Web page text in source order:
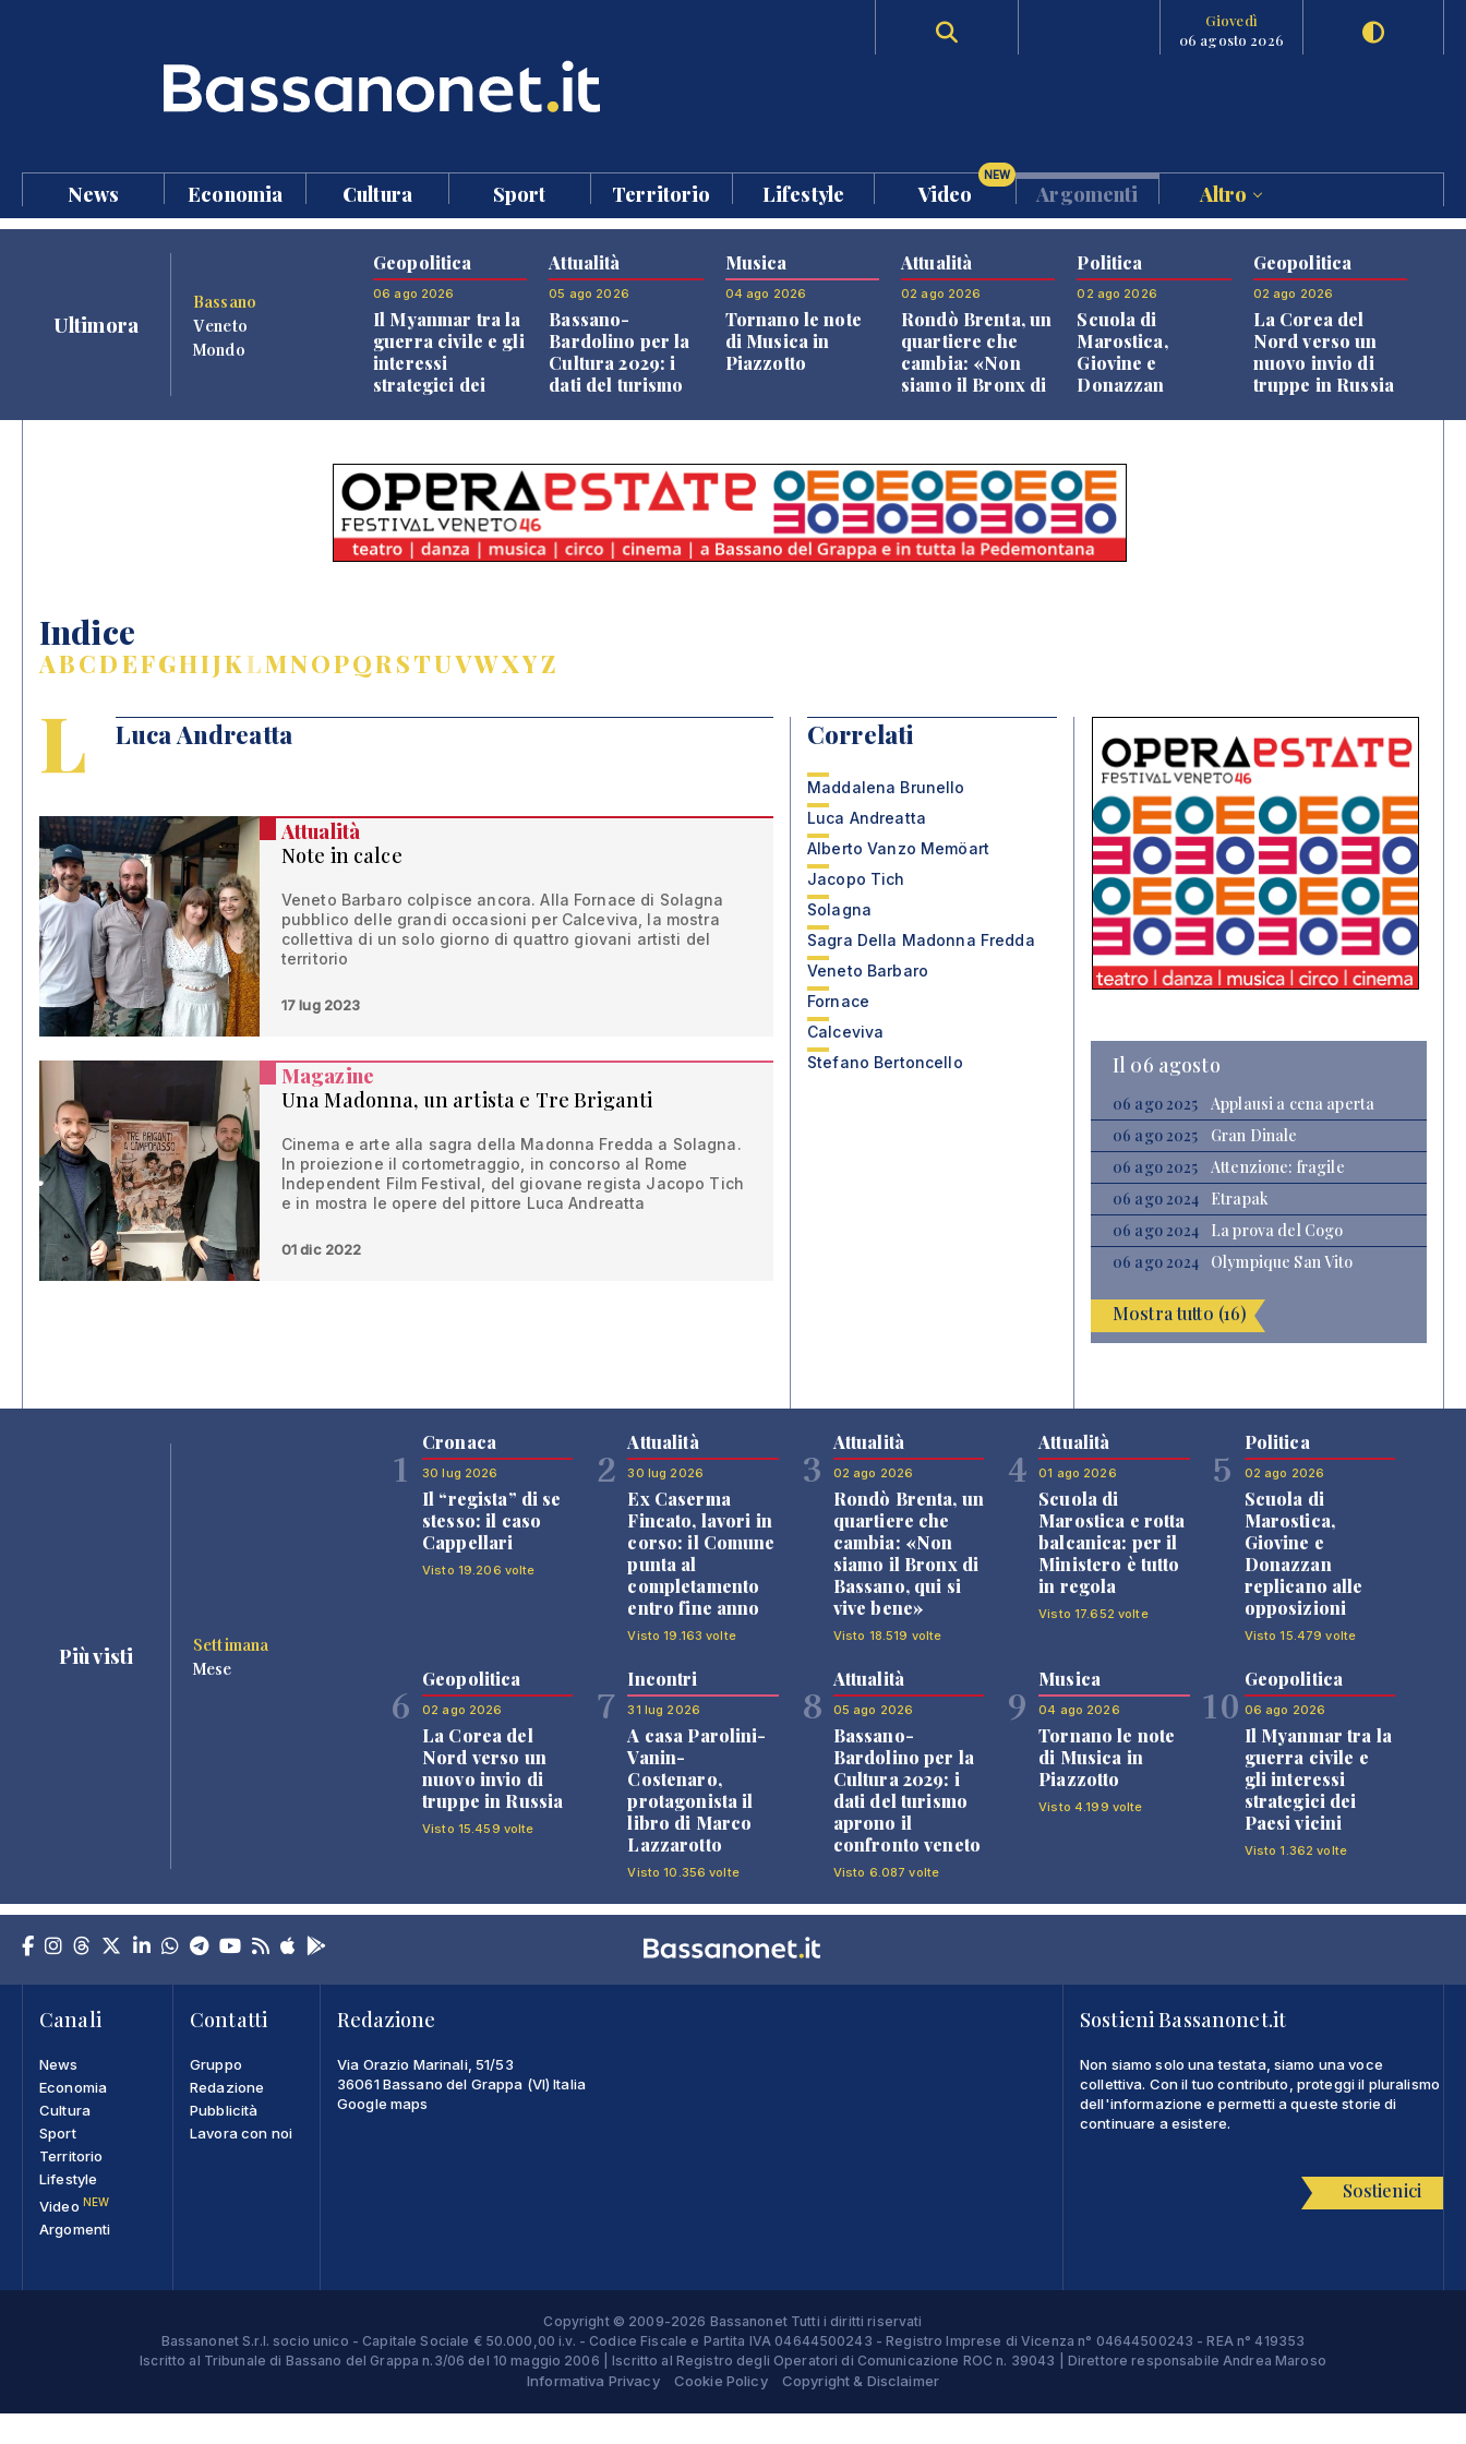
Giovedì
06 agosto 2026
News Economia Cultura Sport Territorio Lifestyle Video
NEW
Argomenti Altro
Ultimora
Bassano
Veneto
Mondo
Geopolitica
06 ago 2026
Il Myanmar tra la
guerra civile e gli
interessi
strategici dei
Attualità
05 ago 2026
Bassano-
Bardolino per la
Cultura 2029: i
dati del turismo
Musica
04 ago 2026
Tornano le note
di Musica in
Piazzotto
Attualità
02 ago 2026
Rondò Brenta, un
quartiere che
cambia: «Non
siamo il Bronx di
Politica
02 ago 2026
Scuola di
Marostica,
Giovine e
Donazzan
Geopolitica
02 ago 2026
La Corea del
Nord verso un
nuovo invio di
truppe in Russia
Indice
ABCDEFGHIJKLMNOPQRSTUVWXYZ
L Luca Andreatta
Attualità
Note in calce
Veneto Barbaro colpisce ancora. Alla Fornace di Solagna
pubblico delle grandi occasioni per Calceviva, la mostra
collettiva di un solo giorno di quattro giovani artisti del
territorio
17 lug 2023
Magazine
Una Madonna, un artista e Tre Briganti
Cinema e arte alla sagra della Madonna Fredda a Solagna.
In proiezione il cortometraggio, in concorso al Rome
Independent Film Festival, del giovane regista Jacopo Tich
e in mostra le opere del pittore Luca Andreatta
01 dic 2022
Correlati
Maddalena Brunello
Luca Andreatta
Alberto Vanzo Memöart
Jacopo Tich
Solagna
Sagra Della Madonna Fredda
Veneto Barbaro
Fornace
Calceviva
Stefano Bertoncello
Il 06 agosto
06 ago 2025
Applausi a cena aperta
06 ago 2025
Gran Dinale
06 ago 2025
Attenzione: fragile
06 ago 2024
Etrapak
06 ago 2024
La prova del Cogo
06 ago 2024
Olympique San Vito
Mostra tutto (16)
Più visti
Settimana
Mese
1
Cronaca
30 lug 2026
Il “regista” di se
stesso: il caso
Cappellari
Visto 19.206 volte
2
Attualità
30 lug 2026
Ex Caserma
Fincato, lavori in
corso: il Comune
punta al
completamento
entro fine anno
Visto 19.163 volte
3
Attualità
02 ago 2026
Rondò Brenta, un
quartiere che
cambia: «Non
siamo il Bronx di
Bassano, qui si
vive bene»
Visto 18.519 volte
4
Attualità
01 ago 2026
Scuola di
Marostica e rotta
balcanica: per il
Ministero è tutto
in regola
Visto 17.652 volte
5
Politica
02 ago 2026
Scuola di
Marostica,
Giovine e
Donazzan
replicano alle
opposizioni
Visto 15.479 volte
6
Geopolitica
02 ago 2026
La Corea del
Nord verso un
nuovo invio di
truppe in Russia
Visto 15.459 volte
7
Incontri
31 lug 2026
A casa Parolini-
Vanin-
Costenaro,
protagonista il
libro di Marco
Lazzarotto
Visto 10.356 volte
8
Attualità
05 ago 2026
Bassano-
Bardolino per la
Cultura 2029: i
dati del turismo
aprono il
confronto veneto
Visto 6.087 volte
9
Musica
04 ago 2026
Tornano le note
di Musica in
Piazzotto
Visto 4.199 volte
10
Geopolitica
06 ago 2026
Il Myanmar tra la
guerra civile e
gli interessi
strategici dei
Paesi vicini
Visto 1.362 volte
Canali
News
Economia
Cultura
Sport
Territorio
Lifestyle
Video NEW
Argomenti
Contatti
Gruppo
Redazione
Pubblicità
Lavora con noi
Redazione
Via Orazio Marinali, 51/53
36061 Bassano del Grappa (VI) Italia
Google maps
Sostieni Bassanonet.it
Non siamo solo una testata, siamo una voce
collettiva. Con il tuo contributo, proteggi il pluralismo
dell'informazione e permetti a queste storie di
continuare a esistere.
Sostienici
Copyright © 2009-2026 Bassanonet Tutti i diritti riservati
Bassanonet S.r.l. socio unico - Capitale Sociale € 50.000,00 i.v. - Codice Fiscale e Partita IVA 04644500243 - Registro Imprese di Vicenza n° 04644500243 - REA n° 419353
Iscritto al Tribunale di Bassano del Grappa n.3/06 del 10 maggio 2006 | Iscritto al Registro degli Operatori di Comunicazione ROC n. 39043 | Direttore responsabile Andrea Maroso
Informativa Privacy Cookie Policy Copyright & Disclaimer